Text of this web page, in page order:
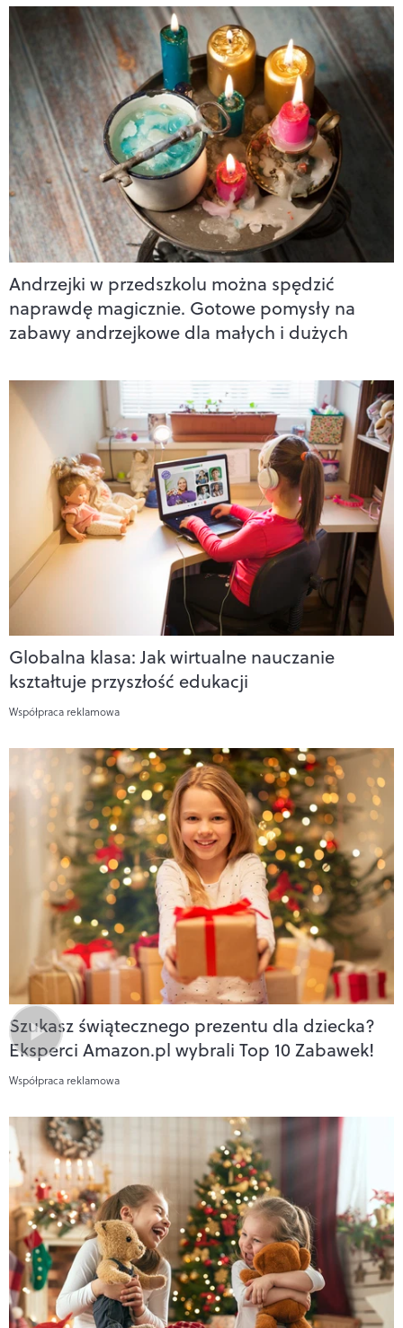
Andrzejki w przedszkolu można spędzić
naprawdę magicznie. Gotowe pomysły na
zabawy andrzejkowe dla małych i dużych
Globalna klasa: Jak wirtualne nauczanie
kształtuje przyszłość edukacji
Współpraca reklamowa
Szukasz świątecznego prezentu dla dziecka?
Eksperci Amazon.pl wybrali Top 10 Zabawek!
Współpraca reklamowa